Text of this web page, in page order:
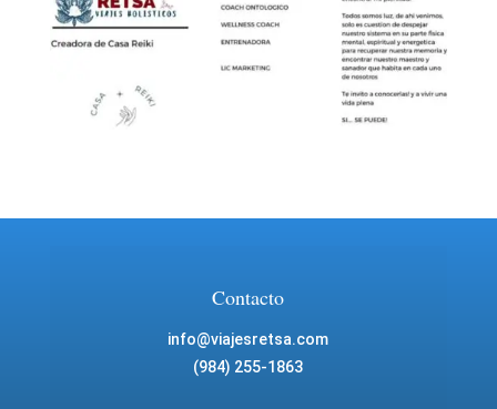
Contacto
info@viajesretsa.com
(984) 255-1863